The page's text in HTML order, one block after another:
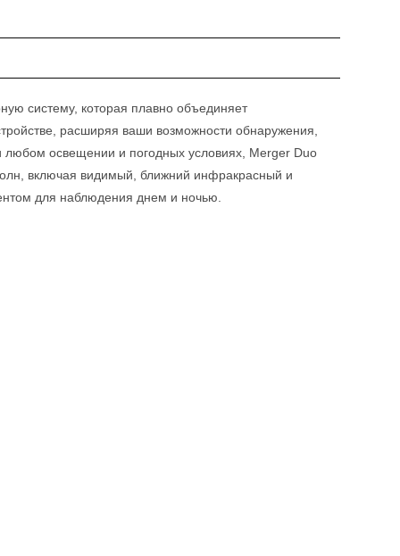
систему, которая плавно объединяет
расширяя ваши возможности обнаружения,
любом освещении и погодных условиях, Merger Duo
включая видимый, ближний инфракрасный и
для наблюдения днем и ночью.